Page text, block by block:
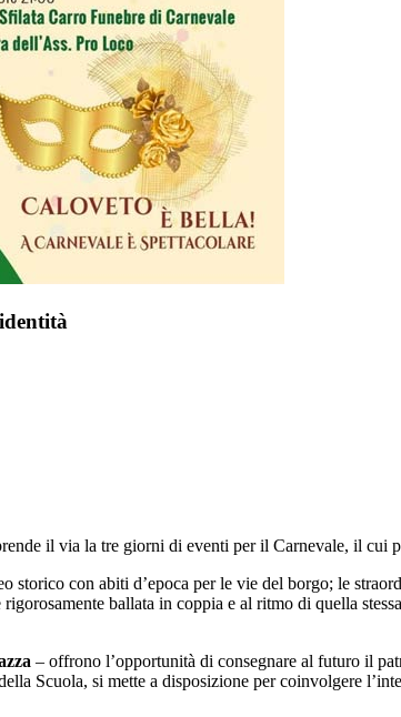
il via la tre giorni di eventi per il Carnevale, il cui
con abiti d’epoca per le vie del borgo; le
ballata in coppia e al ritmo di quella
– offrono l’opportunità di consegnare al futuro il
Scuola, si mette a disposizione per coinvolgere